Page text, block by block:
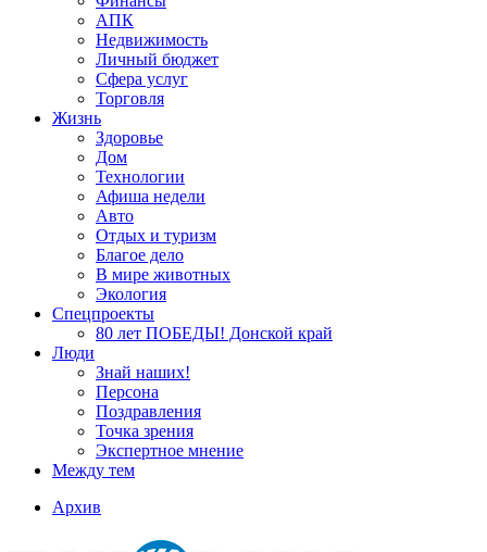
АПК
Недвижимость
Личный бюджет
Сфера услуг
Торговля
Жизнь
Здоровье
Дом
Технологии
Афиша недели
Авто
Отдых и туризм
Благое дело
В мире животных
Экология
Спецпроекты
80 лет ПОБЕДЫ! Донской край
Люди
Знай наших!
Персона
Поздравления
Точка зрения
Экспертное мнение
Между тем
Архив